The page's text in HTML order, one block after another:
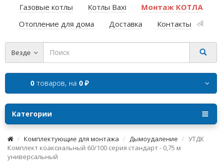
Газовые котлы Котлы Baxi
Монтаж КОТЛА
Отопление для дома
Доставка Контакты
Везде
0 товаров, на 0 ₽
Категории
Комплектующие для монтажа Дымоудаление
УТДК
Комплект коаксиальный 60/100 серия стандарт - 0,75 м
универсальный